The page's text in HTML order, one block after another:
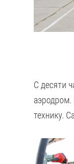
С десяти
технику.